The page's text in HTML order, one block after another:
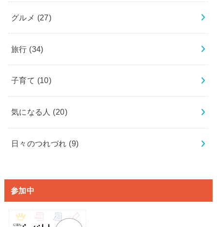
グルメ (27)
旅行 (34)
子育て (10)
気になる人 (20)
日々のつれづれ (9)
参加中